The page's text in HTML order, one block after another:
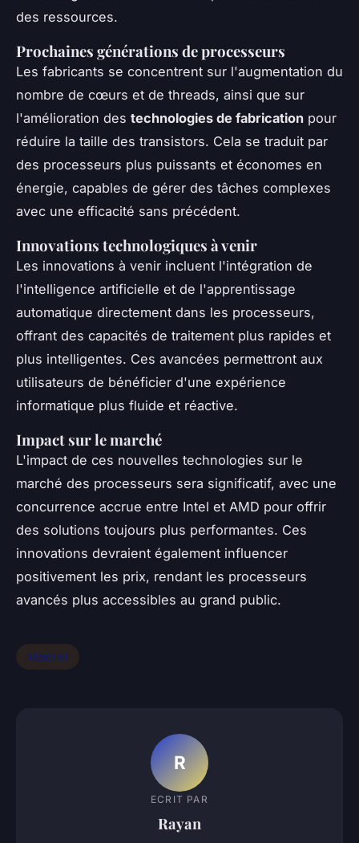
des ressources.
Prochaines générations de processeurs
Les fabricants se concentrent sur l'augmentation du
nombre de cœurs et de threads, ainsi que sur
l'amélioration des technologies de fabrication pour
réduire la taille des transistors. Cela se traduit par
des processeurs plus puissants et économes en
énergie, capables de gérer des tâches complexes
avec une efficacité sans précédent.
Innovations technologiques à venir
Les innovations à venir incluent l'intégration de
l'intelligence artificielle et de l'apprentissage
automatique directement dans les processeurs,
offrant des capacités de traitement plus rapides et
plus intelligentes. Ces avancées permettront aux
utilisateurs de bénéficier d'une expérience
informatique plus fluide et réactive.
Impact sur le marché
L'impact de ces nouvelles technologies sur le
marché des processeurs sera significatif, avec une
concurrence accrue entre Intel et AMD pour offrir
des solutions toujours plus performantes. Ces
innovations devraient également influencer
positivement les prix, rendant les processeurs
avancés plus accessibles au grand public.
Matériel
R
ECRIT PAR
Rayan